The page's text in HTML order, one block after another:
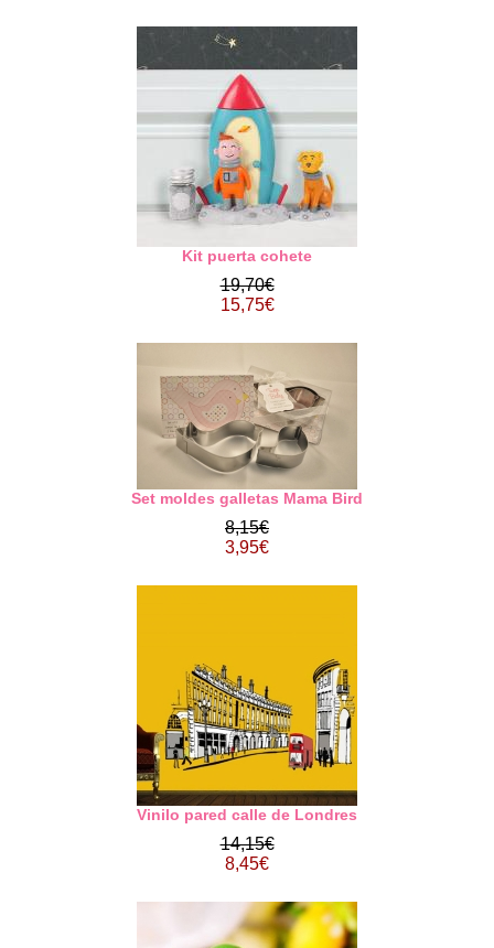
Kit puerta cohete
19,70€
15,75€
Set moldes galletas Mama Bird
8,15€
3,95€
Vinilo pared calle de Londres
14,15€
8,45€